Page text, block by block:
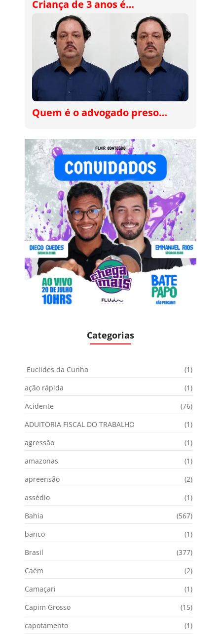
Criança de 3 anos é…
Quem é o advogado preso…
Categorias
Euclides da Cunha
(1)
ação rápida
(1)
Acidente
(76)
ADUITORIA FISCAL DO TRABALHO
(1)
agressão
(1)
amazonas
(1)
apreensão
(2)
assédio
(1)
Bahia
(567)
banco
(1)
Brasil
(377)
Caém
(2)
Camaçari
(1)
Capim Grosso
(15)
capotamento
(1)